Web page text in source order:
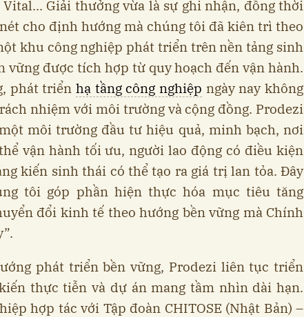
Vital... Giải thưởng vừa là sự ghi nhận, đồng thời
cho định hướng mà chúng tôi đã kiên trì theo
khu công nghiệp phát triển trên nền tảng sinh
vững được tích hợp từ quy hoạch đến vận hành.
phát triển hạ tầng công nghiệp ngày nay không
nhiệm với môi trường và cộng đồng. Prodezi
môi trường đầu tư hiệu quả, minh bạch, nơi
vận hành tối ưu, người lao động có điều kiện
kiến sinh thái có thể tạo ra giá trị lan tỏa. Đây
tôi góp phần hiện thực hóa mục tiêu tăng
đổi kinh tế theo hướng bền vững mà Chính
phát triển bền vững, Prodezi liên tục triển
thực tiễn và dự án mang tầm nhìn dài hạn.
hợp tác với Tập đoàn CHITOSE (Nhật Bản) –